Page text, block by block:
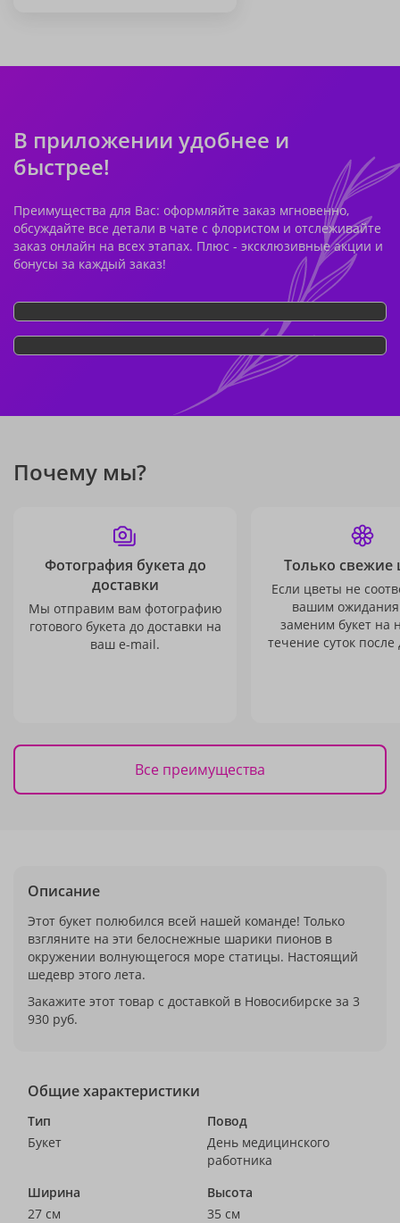
В приложении удобнее и
быстрее!
Преимущества для Вас: оформляйте заказ мгновенно,
обсуждайте все детали в чате с флористом и отслеживайте
заказ онлайн на всех этапах. Плюс - эксклюзивные акции и
бонусы за каждый заказ!
Почему мы?
Фотография букета до
доставки
Мы отправим вам фотографию
готового букета до доставки на
ваш e-mail.
Только свежие
Если цветы не
вашим
заменим букет на
течение суток после
Все преимущества
Описание
Этот букет полюбился всей нашей команде! Только
взгляните на эти белоснежные шарики пионов в
окружении волнующегося море статицы. Настоящий
шедевр этого лета.
Закажите этот товар с доставкой в Новосибирске за 3
930 руб.
Общие характеристики
Тип
Букет
Повод
День медицинского
работника
Ширина
27 см
Высота
35 см